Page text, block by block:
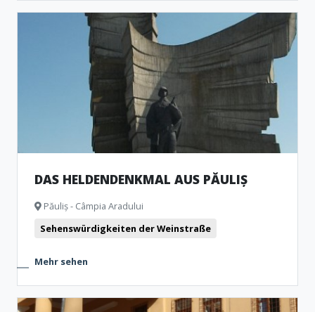
DAS HELDENDENKMAL AUS PĂULIȘ
Păuliș - Câmpia Aradului
Sehenswürdigkeiten der Weinstraße
Mehr sehen